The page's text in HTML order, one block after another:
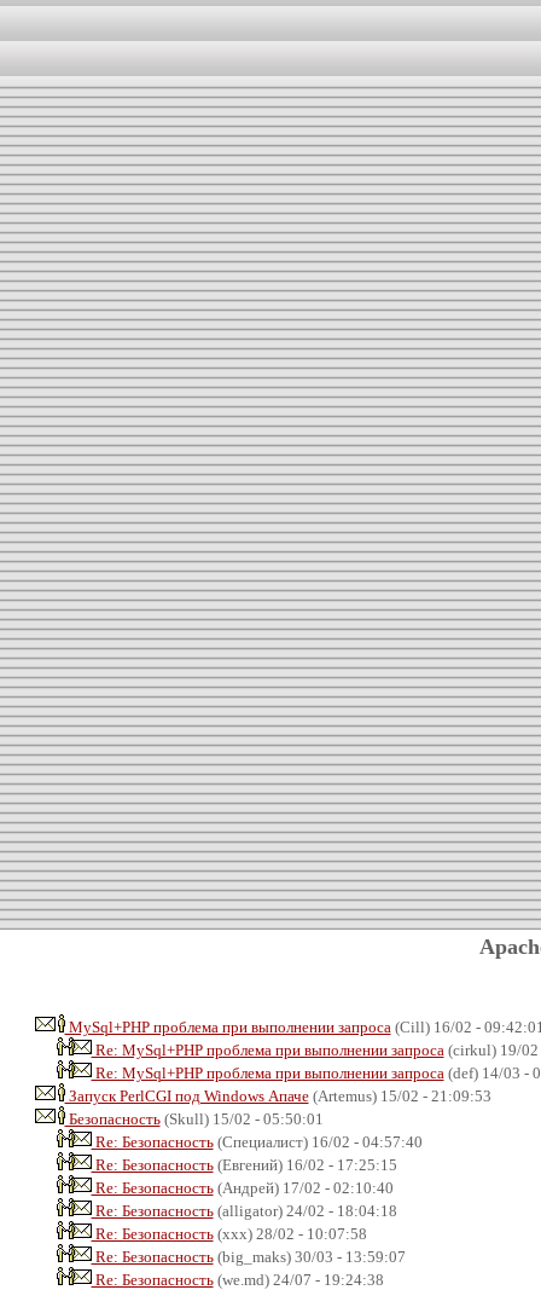
MySql+PHP проблема при выполнении запроса (Cill) 16/02 -
Re: MySql+PHP проблема при выполнении запроса (cirkul) 19/
Re: MySql+PHP проблема при выполнении запроса (def) 14/03 -
Запуск PerlCGI под Windows Апаче(Artemus) 15/02 - 21:09:53
Безопасность(Skull) 15/02 - 05:50:01
Re: Безопасность(Специалист) 16/02 - 04:57:40
Re: Безопасность(Евгений) 16/02 - 17:25:15
Re: Безопасность(Андрей) 17/02 - 02:10:40
Re: Безопасность(alligator) 24/02 - 18:04:18
Re: Безопасность(xxx) 28/02 - 10:07:58
Re: Безопасность(big_maks) 30/03 - 13:59:07
Re: Безопасность(we.md) 24/07 - 19:24:38